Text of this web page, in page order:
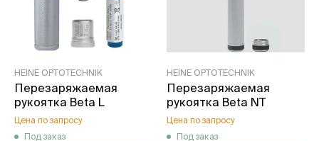
HEINE OPTOTECHNIK
Перезаряжаемая
рукоятка Beta L
Цена по запросу
Под заказ
HEINE OPTOTECHNIK
Перезаряжаемая
рукоятка Beta NT
Цена по запросу
Под заказ